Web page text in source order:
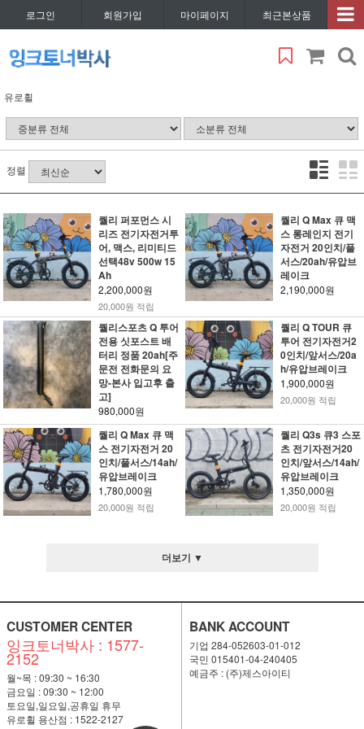
로그인 회원가입 마이페이지 최근본상품
유로휠
정렬
퀄리 퍼포먼스 시
리즈 전기자전거투
어, 맥스, 리미티드
선택48v 500w 15
Ah
2,200,000원
20,000원 적립
퀄리 Q Max 큐 맥
스 롱레인지 전기
자전거 20인치/풀
서스/20ah/유압브
레이크
2,190,000원
퀄리스포츠 Q 투어
전용 싯포스트 배
터리 정품 20ah[주
문전 전화문의 요
망-본사 입고후 출
고]
980,000원
퀄리 Q TOUR 큐
투어 전기자전거2
0인치/앞서스/20a
h/유압브레이크
1,900,000원
20,000원 적립
퀄리 Q Max 큐 맥
스 전기자전거 20
인치/풀서스/14ah/
유압브레이크
1,780,000원
20,000원 적립
퀄리 Q3s 큐3 스포
츠 전기자전거20
인치/앞서스/14ah/
유압브레이크
1,350,000원
20,000원 적립
더보기 ▼
CUSTOMER CENTER
잉크토너박사 : 1577-
2152
월~목 : 09:30 ~ 16:30
금요일 : 09:30 ~ 12:00
토요일,일요일,공휴일 휴무
유로휠 용산점 : 1522-2127
BANK ACCOUNT
기업 284-052603-01-012
국민 015401-04-240405
예금주 : (주)제스아이티